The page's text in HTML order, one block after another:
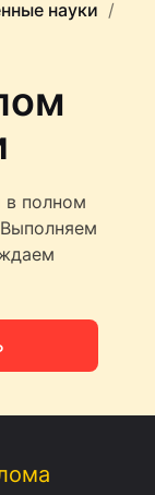
науки
полном